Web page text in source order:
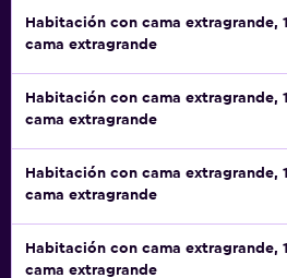
Habitación con cama extragrande, 1
cama extragrande
Habitación con cama extragrande, 1
cama extragrande
Habitación con cama extragrande, 1
cama extragrande
Habitación con cama extragrande, 1
cama extragrande